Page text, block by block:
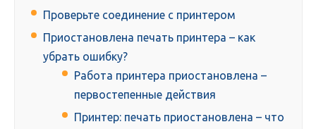
Проверьте соединение с принтером
Приостановлена печать принтера – как
убрать ошибку?
Работа принтера приостановлена –
первостепенные действия
Принтер: печать приостановлена – что